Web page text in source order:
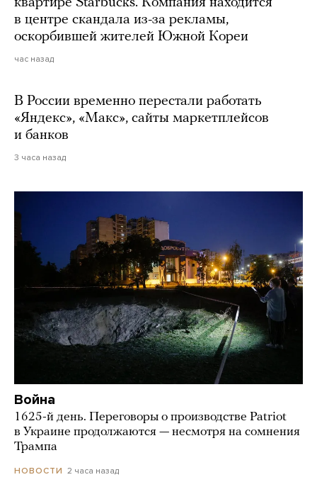
в центре скандала из-за рекламы,
оскорбившей жителей Южной Кореи
час назад
В России временно перестали работать
«Яндекс», «Макс», сайты маркетплейсов
и банков
3 часа назад
Война
1625-й день. Переговоры о производстве Patriot
в Украине продолжаются — несмотря на сомнения
Трампа
НОВОСТИ 2 часа назад